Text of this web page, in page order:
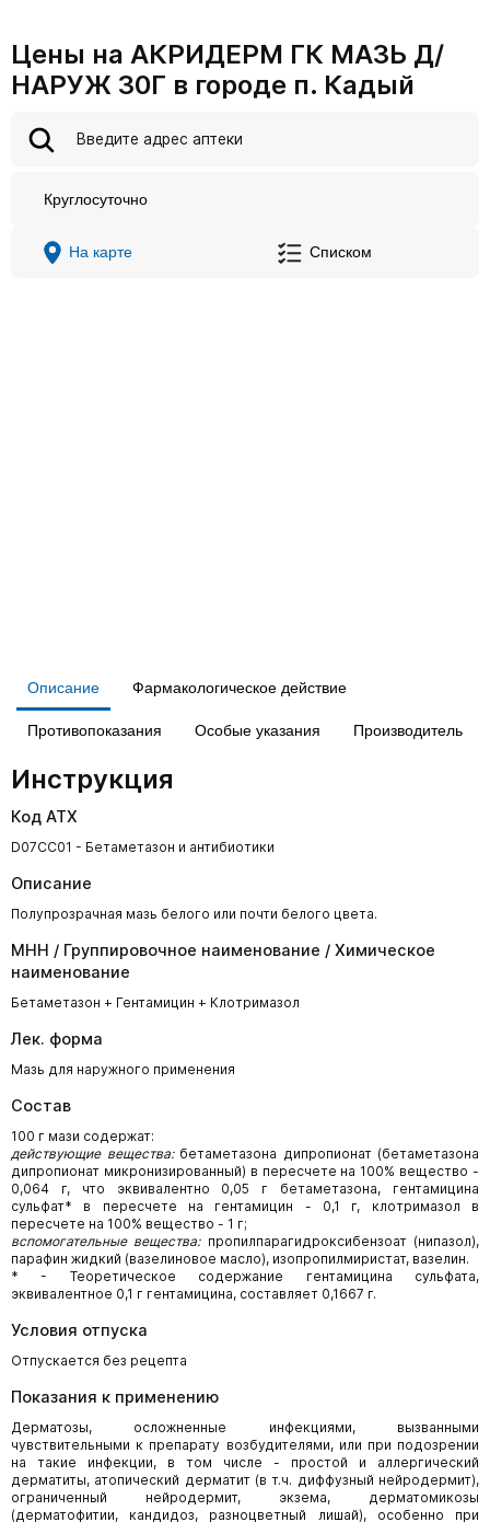
Цены на АКРИДЕРМ ГК МАЗЬ Д/
НАРУЖ 30Г в городе п. Кадый
Круглосуточно
На карте Списком
Описание Фармакологическое действие
Противопоказания Особые указания Производитель
Инструкция
Код АТХ
D07CC01 - Бетаметазон и антибиотики
Описание
Полупрозрачная мазь белого или почти белого цвета.
МНН / Группировочное наименование / Химическое
наименование
Бетаметазон + Гентамицин + Клотримазол
Лек. форма
Мазь для наружного применения
Состав
100 г мази содержат:
действующие вещества:бетаметазона дипропионат (бетаметазона
дипропионат микронизированный) в пересчете на 100% вещество -
0,064 г, что эквивалентно 0,05 г бетаметазона, гентамицина
сульфат* в пересчете на гентамицин - 0,1 г, клотримазол в
пересчете на 100% вещество - 1 г;
вспомогательные вещества:пропилпарагидроксибензоат (нипазол),
парафин жидкий (вазелиновое масло), изопропилмиристат, вазелин.
* - Теоретическое содержание гентамицина сульфата,
эквивалентное 0,1 г гентамицина, составляет 0,1667 г.
Условия отпуска
Отпускается без рецепта
Показания к применению
Дерматозы, осложненные инфекциями, вызванными
чувствительными к препарату возбудителями, или при подозрении
на такие инфекции, в том числе - простой и аллергический
дерматиты, атопический дерматит (в т.ч. диффузный нейродермит),
ограниченный нейродермит, экзема, дерматомикозы
(дерматофитии, кандидоз, разноцветный лишай), особенно при